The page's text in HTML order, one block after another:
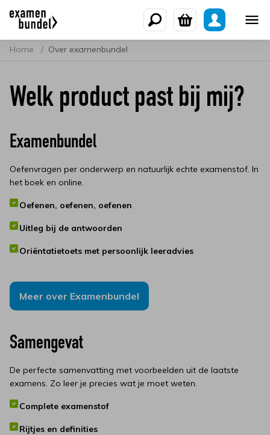
Home Over examenbundel
Welk product past bij mij?
Examenbundel
Oefenvragen per onderwerp en natuurlijk echte examenstof. In
het boek en online.
Oefenen, oefenen, oefenen
Uitleg bij de antwoorden
Oriëntatietoets met persoonlijk leeradvies
Meer over Examenbundel
Samengevat
De perfecte samenvatting met voorbeelden uit de laatste
examens. Zo leer je precies wat je moet weten.
Complete examenstof
Rijtjes en definities